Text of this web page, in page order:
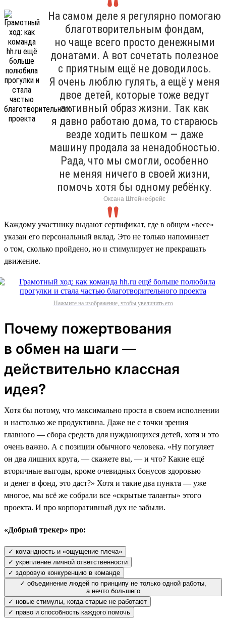
На самом деле я регулярно помогаю
благотворительным фондам,
но чаще всего просто денежными
донатами. А вот сочетать полезное
с приятным ещё не доводилось.
Я очень люблю гулять, а ещё у меня
двое детей, которые тоже ведут
активный образ жизни. Так как
я давно работаю дома, то стараюсь
везде ходить пешком — даже
машину продала за ненадобностью.
Рада, что мы смогли, особенно
не меняя ничего в своей жизни,
помочь хотя бы одному ребёнку.
Оксана Штейнебрейс
Каждому участнику выдают сертификат, где в общем «весе»
указан его персональный вклад. Это не только напоминает
о том, сколько пройдено, но и стимулирует не прекращать
движение.
Нажмите на изображение, чтобы увеличить его
Почему пожертвования
в обмен на шаги —
действительно классная
идея?
Хотя бы потому, что максимально проста в своем исполнении
и настолько же продуктивна. Даже не с точки зрения
главного — сбора средств для нуждающихся детей, хотя и это
очень важно. А с позиции обычного человека. «Ну погуляет
он два лишних круга, — скажете вы, — и что? Какие ещё
вторичные выгоды, кроме очевидных бонусов здоровью
и денег в фонд, это даст?» Хотя и такие два пункта — уже
многое, мы всё же собрали все «скрытые таланты» этого
проекта. И про корпоративный дух не забыли.
«Добрый трекер» про:
✓ командность и «ощущение плеча»
✓ укрепление личной ответственности
✓ здоровую конкуренцию в команде
✓ объединение людей по принципу не только одной работы,
а нечто большего
✓ новые стимулы, когда старые не работают
✓ право и способность каждого помочь